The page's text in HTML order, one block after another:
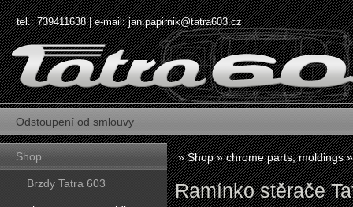
tel.: 739411638 | e-mail:jan.papirnik@tatra603.cz
Odstoupení od smlouvy
Shop
Brzdy Tatra 603
»Shop»chrome parts, moldings
Ramínko stěrače